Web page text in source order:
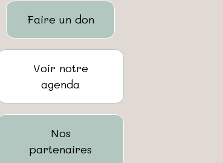
Faire un don
Voir notre
agenda
Nos
partenaires